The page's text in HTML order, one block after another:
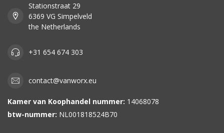
Stationstraat 29
6369 VG Simpelveld
the Netherlands
+31 654 674 303
contact@vanworx.eu
Kamer van Koophandel nummer: 14068078
btw-nummer: NL001818524B70